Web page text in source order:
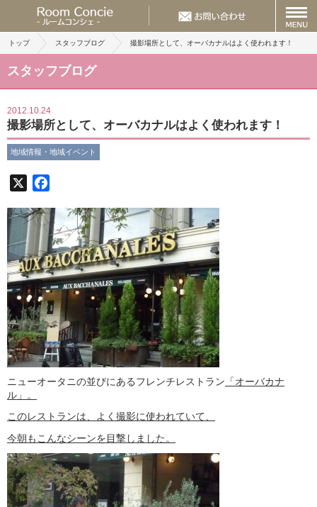
トップ スタッフブログ 撮影場所として、オーバカナルはよく使われます！
スタッフブログ
2012.10.24
撮影場所として、オーバカナルはよく使われます！
地域情報・地域イベント
ニューオータニの並びにあるフレンチレストラン 「オーバカナ
ル」。
このレストランは、よく撮影に使われていて、
今朝もこんなシーンを目撃しました。